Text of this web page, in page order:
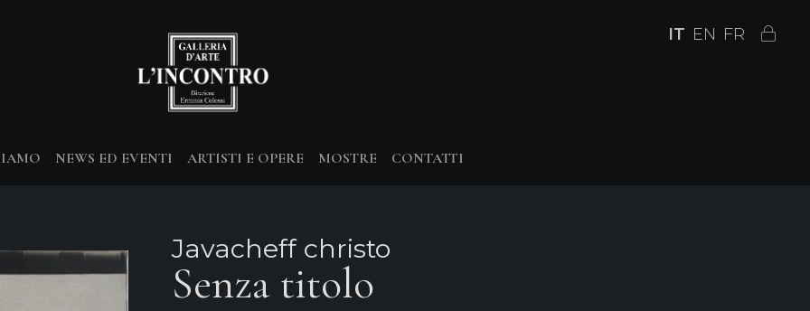
IT EN FR
NEWS ED EVENTI ARTISTI E OPERE MOSTRE CONTATTI
Javacheff christo
Senza titolo